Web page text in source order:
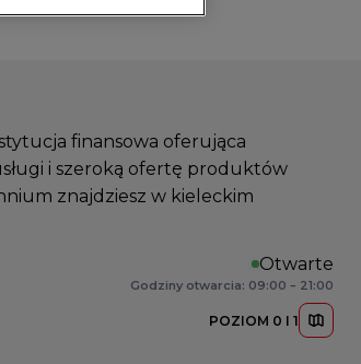
finansowa oferująca
i szeroką ofertę produktów
znajdziesz w kieleckim
Otwarte
Godziny otwarcia: 09:00 – 21:00
POZIOM 0 I 1